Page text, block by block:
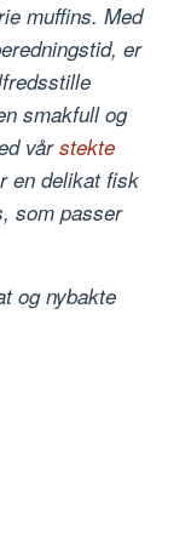
muffins. Med
er
smakfull og
vårstekte
en delikat fisk
som passer
og nybakte